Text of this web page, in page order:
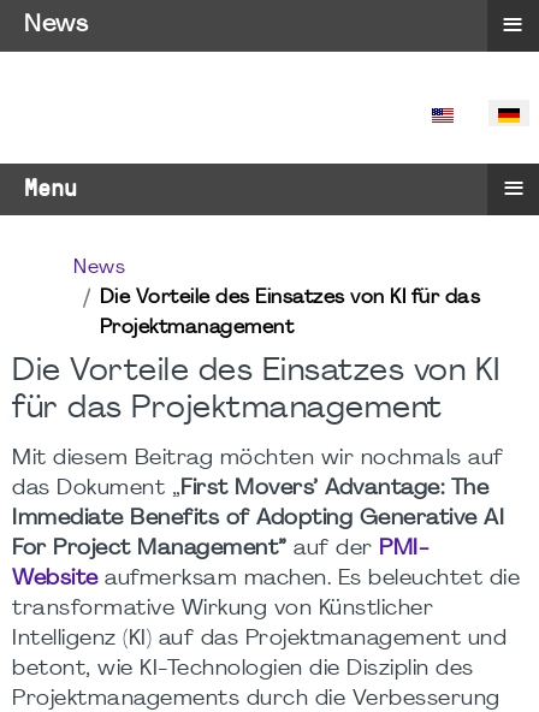
SPRACHE
Menu ≡
News
Die Vorteile des Einsatzes von KI für das
Projektmanagement
Die Vorteile des Einsatzes von KI
für das Projektmanagement
Mit diesem Beitrag möchten wir nochmals auf
das Dokument „ First Movers’ Advantage: The
Immediate Benefits of Adopting Generative AI
For Project Management” auf der PMI-
Websiteaufmerksam machen. Es beleuchtet die
transformative Wirkung von Künstlicher
Intelligenz (KI) auf das Projektmanagement und
betont, wie KI-Technologien die Disziplin des
Projektmanagements durch die Verbesserung
News ≡